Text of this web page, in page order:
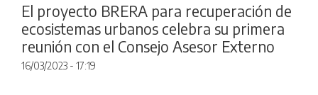
El proyecto BRERA para recuperación de
ecosistemas urbanos celebra su primera
reunión con el Consejo Asesor Externo
16/03/2023 - 17:19